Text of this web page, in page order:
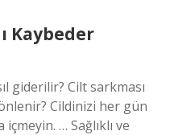
Kaybeder
giderilir? Cilt sarkması
Cildinizi her gün
… Sağlıklı ve